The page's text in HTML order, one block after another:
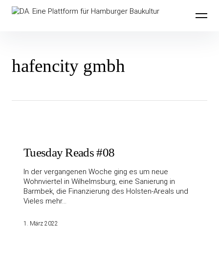
Inhalte
überspringenDA. Eine Plattform für Hamburger
hafencity gmbh
Tuesday Reads #08
In der vergangenen Woche ging es um neue
Wohnviertel in Wilhelmsburg, eine Sanierung in
Barmbek, die Finanzierung des Holsten-Areals und
Vieles mehr…
1. März 2022